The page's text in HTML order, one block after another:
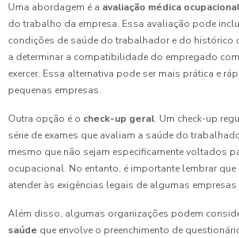
Uma abordagem é a avaliação médica ocupacional
do trabalho da empresa. Essa avaliação pode
condições de saúde do trabalhador e do histórico
a determinar a compatibilidade do empregado
exercer. Essa alternativa pode ser mais prática e
pequenas empresas.
Outra opção é o check-up geral. Um check-up
série de exames que avaliam a saúde do
mesmo que não sejam especificamente voltados
ocupacional. No entanto, é importante lembrar
atender às exigências legais de algumas
Além disso, algumas organizações podem
saúde que envolve o preenchimento de